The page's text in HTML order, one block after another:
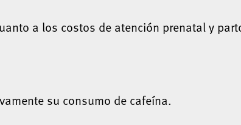
a los costos de atención prenatal y
su consumo de cafeína.